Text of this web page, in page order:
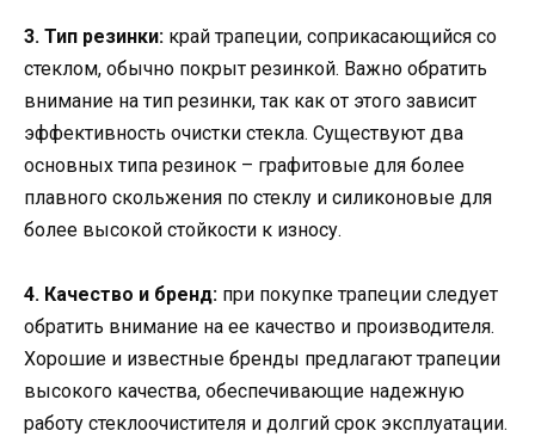
3. Тип резинки: край трапеции, соприкасающийся со
стеклом, обычно покрыт резинкой. Важно обратить
внимание на тип резинки, так как от этого зависит
эффективность очистки стекла. Существуют два
основных типа резинок – графитовые для более
плавного скольжения по стеклу и силиконовые для
более высокой стойкости к износу.
4. Качество и бренд: при покупке трапеции следует
обратить внимание на ее качество и производителя.
Хорошие и известные бренды предлагают трапеции
высокого качества, обеспечивающие надежную
работу стеклоочистителя и долгий срок эксплуатации.